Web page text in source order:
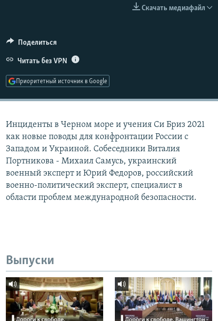
Скачать медиафайл
Поделиться
Читать без VPN
Приоритетный источник в Google
Инциденты в Черном море и учения Си Бриз 2021
как новые поводы для конфронтации России с
Западом и Украиной. Собеседники Виталия
Портникова - Михаил Самусь, украинский
военный эксперт и Юрий Федоров, российский
военно-политический эксперт, специалист в
области проблем международной безопасности.
Выпуски